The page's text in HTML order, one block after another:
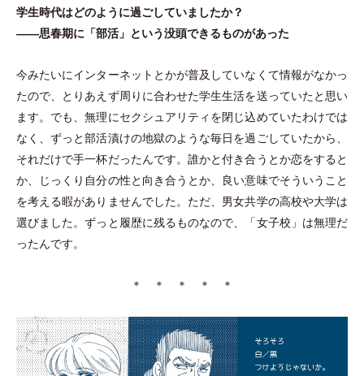
学生時代はどのように過ごしていましたか？
——思春期に 「部活 」 という没頭できるものがあった
今みたいにインターネットとかが普及していなくて情報がなかっ
たので、とりあえず周りに合わせた学生生活を送っていたと思い
ます。でも、無理にセクシュアリティを閉じ込めていたわけでは
なく、ずっと部活漬けの地獄のような毎日を過ごしていたから、
それだけで手一杯だったんです。誰かと付き合うとか恋をすると
か、じっくり自分の性と向き合うとか、良い意味でそういうこと
を考える暇がありませんでした。ただ、男女共学の高校や大学は
選びました。ずっと履歴に残るものなので、
「女子校 」 は無理だ
ったんです。
＊ ＊ ＊ ＊ ＊